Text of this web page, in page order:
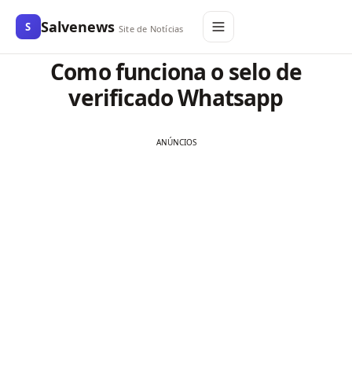
S Salvenews Site de Notícias
Como funciona o selo de
verificado Whatsapp
ANÚNCIOS